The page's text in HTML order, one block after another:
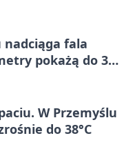
nadciąga fala
pokażą do 36
W Przemyślu
do 38°C